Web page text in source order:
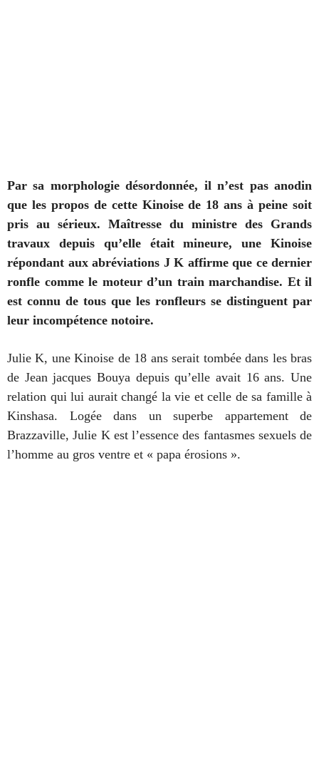
Par sa morphologie désordonnée, il n’est pas anodin
que les propos de cette Kinoise de 18 ans à peine soit
pris au sérieux. Maîtresse du ministre des Grands
travaux depuis qu’elle était mineure, une Kinoise
répondant aux abréviations J K affirme que ce dernier
ronfle comme le moteur d’un train marchandise. Et il
est connu de tous que les ronfleurs se distinguent par
leur incompétence notoire.
Julie K, une Kinoise de 18 ans serait tombée dans les bras
de Jean jacques Bouya depuis qu’elle avait 16 ans. Une
relation qui lui aurait changé la vie et celle de sa famille à
Kinshasa. Logée dans un superbe appartement de
Brazzaville, Julie K est l’essence des fantasmes sexuels de
l’homme au gros ventre et « papa érosions ».